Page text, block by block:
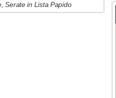
Serate in Lista Papido